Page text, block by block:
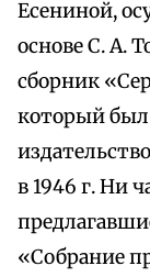
Есениной,
основе С. А.
сборник
который
в 1946 г. Ни
«Собрание